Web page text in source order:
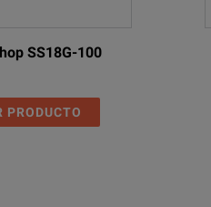
SS18G-100
PRODUCTO